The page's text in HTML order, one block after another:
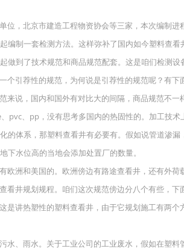
位，北京市建造工程物资协会等三家，本次编制
编制一套检测方法。这样弥补了国内如今塑料查
做到了技术规范和商品规范配套。这是咱们检测
个引荐性的规范，为何说是引荐性的规范呢？有下
来说，国内和国外有对比大的间隔，商品规范不
pvc、pp，没有思考多国内的热固性的。加工技
的体系，那塑料查看井有必要有。假如说管道渗
下水位高的当地会添加处置厂的数量。
欧洲和美国的。欧洲傍边有路途查看井，还有外荷
看井规划规程。咱们这次规范傍边分八个有些，
是讲热塑性的塑料查看井，由于它规划施工有两
水、雨水。关于工业公司的工业废水，假如在塑